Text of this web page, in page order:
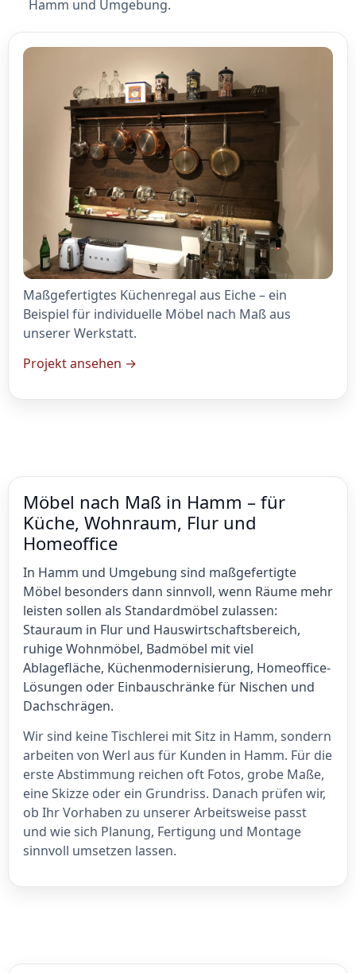
Hamm und Umgebung.
Maßgefertigtes Küchenregal aus Eiche – ein
Beispiel für individuelle Möbel nach Maß aus
unserer Werkstatt.
Projekt ansehen →
Möbel nach Maß in Hamm – für
Küche, Wohnraum, Flur und
Homeoffice
In Hamm und Umgebung sind maßgefertigte
Möbel besonders dann sinnvoll, wenn Räume mehr
leisten sollen als Standardmöbel zulassen:
Stauraum in Flur und Hauswirtschaftsbereich,
ruhige Wohnmöbel, Badmöbel mit viel
Ablagefläche, Küchenmodernisierung, Homeoffice-
Lösungen oder Einbauschränke für Nischen und
Dachschrägen.
Wir sind keine Tischlerei mit Sitz in Hamm, sondern
arbeiten von Werl aus für Kunden in Hamm. Für die
erste Abstimmung reichen oft Fotos, grobe Maße,
eine Skizze oder ein Grundriss. Danach prüfen wir,
ob Ihr Vorhaben zu unserer Arbeitsweise passt
und wie sich Planung, Fertigung und Montage
sinnvoll umsetzen lassen.